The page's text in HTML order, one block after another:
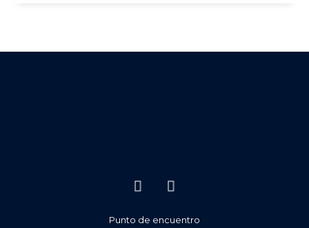
Punto de encuentro